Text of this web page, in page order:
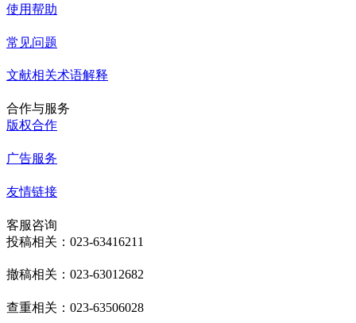
使用帮助
常见问题
文献相关术语解释
合作与服务
版权合作
广告服务
友情链接
客服咨询
投稿相关：023-63416211
撤稿相关：023-63012682
查重相关：023-63506028